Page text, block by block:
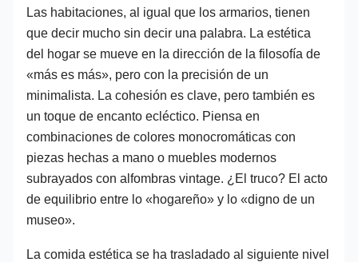
Las habitaciones, al igual que los armarios, tienen
que decir mucho sin decir una palabra. La estética
del hogar se mueve en la dirección de la filosofía de
«más es más», pero con la precisión de un
minimalista. La cohesión es clave, pero también es
un toque de encanto ecléctico. Piensa en
combinaciones de colores monocromáticas con
piezas hechas a mano o muebles modernos
subrayados con alfombras vintage. ¿El truco? El acto
de equilibrio entre lo «hogareño» y lo «digno de un
museo».
La comida estética se ha trasladado al siguiente nivel